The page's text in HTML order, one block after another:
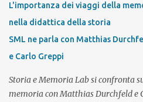
L'importanza dei viaggi della
nella didattica della storia
SML ne parla con Matthias
e Carlo Greppi
Storia e Memoria Lab si confronta
memoria con Matthias Durchfeld e